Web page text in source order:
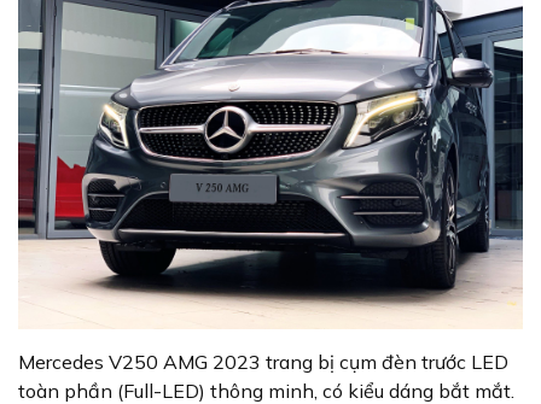
Mercedes V250 AMG 2023 trang bị cụm đèn trước LED
toàn phần (Full-LED) thông minh, có kiểu dáng bắt mắt.